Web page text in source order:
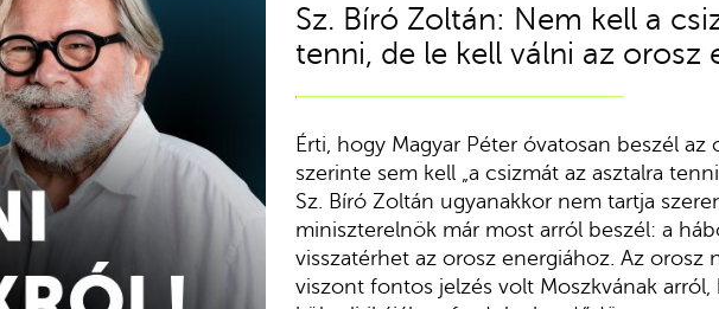
Sz. Bíró Zoltán: Nem kell a
tenni, de le kell válni az orosz
Érti, hogy Magyar Péter óvatosan beszél az
szerinte sem kell „a csizmát az asztalra
Sz. Bíró Zoltán ugyanakkor nem tartja
miniszterelnök már most arról beszél: a
visszatérhet az orosz energiához. Az orosz
viszont fontos jelzés volt Moszkvának arról,